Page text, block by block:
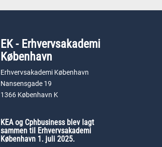
EK - Erhvervsakademi
København
Erhvervsakademi København
Nansensgade 19
1366 København K
KEA og Cphbusiness blev lagt
sammen til Erhvervsakademi
København 1. juli 2025.